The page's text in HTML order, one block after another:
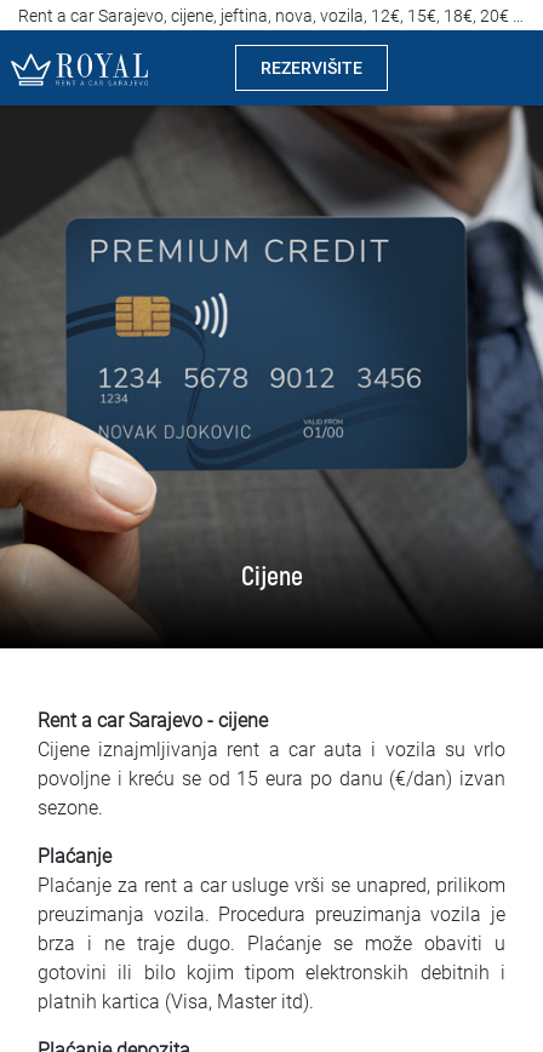
REZERVIŠITE
Rent a car Sarajevo
Kompanija
Izdvajamo
Lokacije
Iznajmljivanje vozila
Cijene
Uslovi najma
Najčešća pitanja
Blog
EN
Cijene
Rent a car Sarajevo - cijene
Cijene iznajmljivanja rent a car auta i vozila su vrlo
povoljne i kreću se od 15 eura po danu (€/dan) izvan
sezone.
Plaćanje
Plaćanje za rent a car usluge vrši se unapred, prilikom
preuzimanja vozila. Procedura preuzimanja vozila je
brza i ne traje dugo. Plaćanje se može obaviti u
gotovini ili bilo kojim tipom elektronskih debitnih i
platnih kartica (Visa, Master itd).